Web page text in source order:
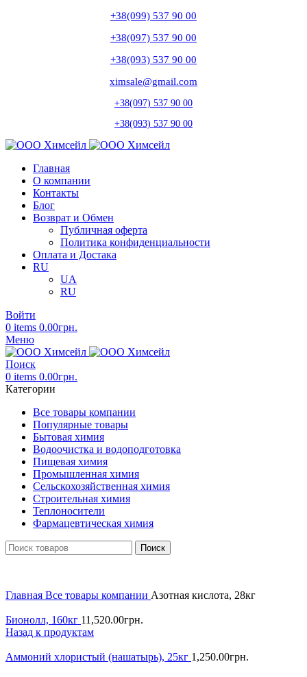
+38(099) 537 90 00
+38(097) 537 90 00
+38(093) 537 90 00
ximsale@gmail.com
+38(097) 537 90 00
+38(093) 537 90 00
Главная
О компании
Контакты
Блог
Возврат и Обмен
Публичная оферта
Политика конфиденциальности
Оплата и Достака
RU
UA
RU
Войти
0 items 0.00грн.
Меню
Поиск
0 items 0.00грн.
Категории
Все товары компании
Популярные товары
Бытовая химия
Водоочистка и водоподготовка
Пищевая химия
Промышленная химия
Сельскохозяйственная химия
Строительная химия
Теплоносители
Фармацевтическая химия
Поиск
Главная Все товары компании Азотная кислота, 28кг
Бионолл, 160кг 11,520.00грн.
Назад к продуктам
Аммоний хлористый (нашатырь), 25кг 1,250.00грн.